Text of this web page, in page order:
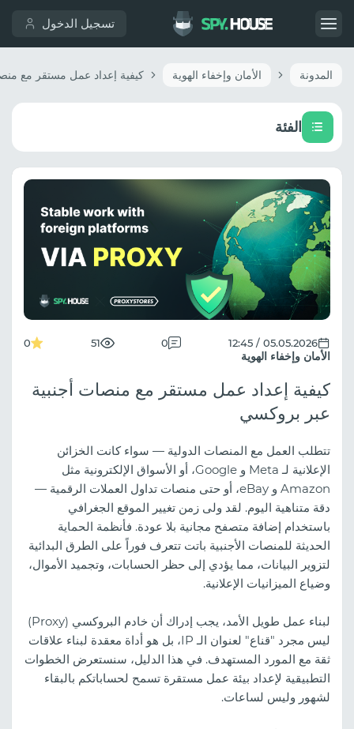
تسجيل الدخول
المدونة الأمان وإخفاء الهوية
الفئة
الأمان وإخفاء الهوية
05.05.2026 / 12:45
0
51
0
كيفية إعداد عمل مستقر مع منصات أجنبية
عبر بروكسي
تتطلب العمل مع المنصات الدولية — سواء كانت الخزائن
الإعلانية لـ Meta و Google، أو الأسواق الإلكترونية مثل
Amazon و eBay، أو حتى منصات تداول العملات الرقمية —
دقة متناهية اليوم. لقد ولى زمن تغيير الموقع الجغرافي
باستخدام إضافة متصفح مجانية بلا عودة. فأنظمة الحماية
الحديثة للمنصات الأجنبية باتت تتعرف فوراً على الطرق البدائية
لتزوير البيانات، مما يؤدي إلى حظر الحسابات، وتجميد الأموال،
وضياع الميزانيات الإعلانية.
لبناء عمل طويل الأمد، يجب إدراك أن خادم البروكسي (Proxy)
ليس مجرد "قناع" لعنوان الـ IP، بل هو أداة معقدة لبناء علاقات
ثقة مع المورد المستهدف. في هذا الدليل، سنستعرض الخطوات
التطبيقية لإعداد بيئة عمل مستقرة تسمح لحساباتكم بالبقاء
لشهور وليس لساعات.